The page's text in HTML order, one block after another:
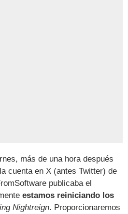
más de una hora después
cuenta en X (antes Twitter) de
publicaba el
estamos reiniciando los
Nightreign. Proporcionaremos